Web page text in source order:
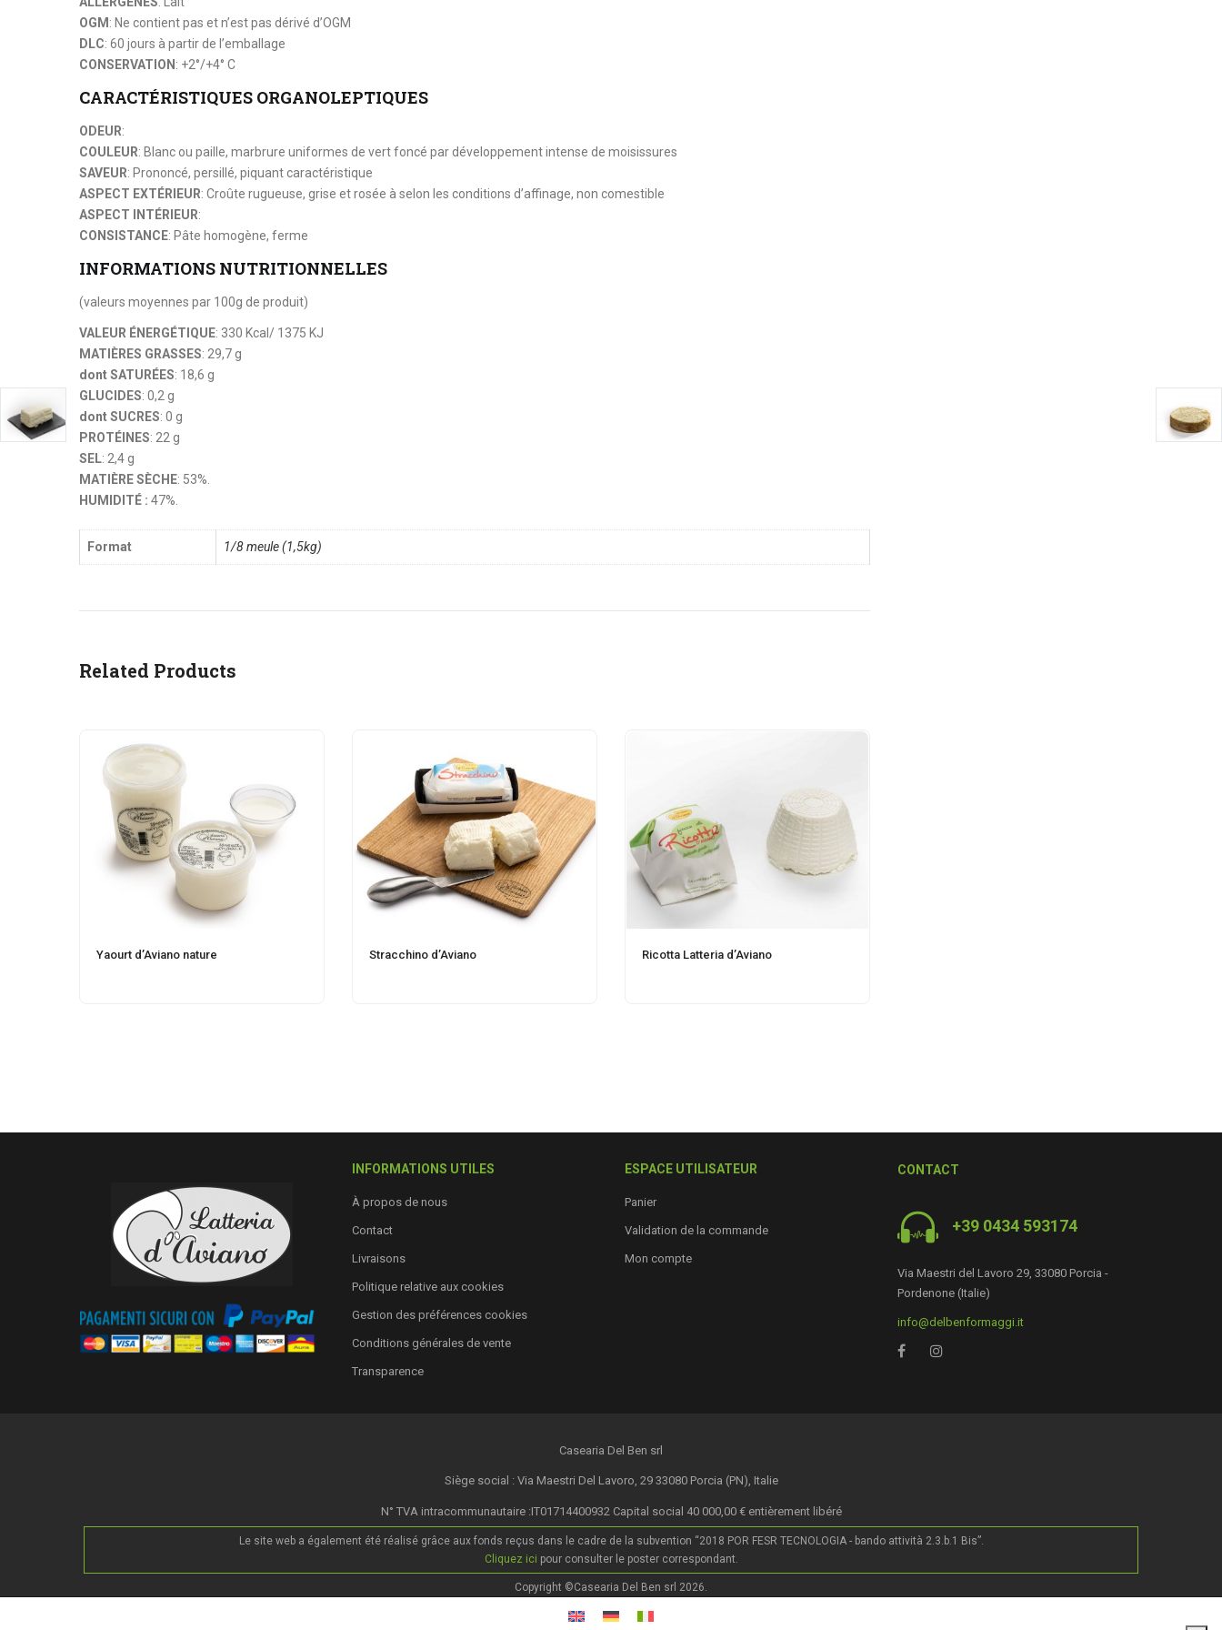
OGM: Ne contient pas et n’est pas dérivé d’OGM
DLC: 60 jours à partir de l’emballage
CONSERVATION: +2°/+4° C
CARACTÉRISTIQUES ORGANOLEPTIQUES
ODEUR:
COULEUR: Blanc ou paille, marbrure uniformes de vert foncé par développement intense de moisissures
SAVEUR: Prononcé, persillé, piquant caractéristique
ASPECT EXTÉRIEUR: Croûte rugueuse, grise et rosée à selon les conditions d’affinage, non comestible
ASPECT INTÉRIEUR:
CONSISTANCE: Pâte homogène, ferme
INFORMATIONS NUTRITIONNELLES
(valeurs moyennes par 100g de produit)
VALEUR ÉNERGÉTIQUE: 330 Kcal/ 1375 KJ
MATIÈRES GRASSES: 29,7 g
dont SATURÉES: 18,6 g
GLUCIDES: 0,2 g
dont SUCRES: 0 g
PROTÉINES: 22 g
SEL: 2,4 g
MATIÈRE SÈCHE: 53%.
HUMIDITÉ : 47%.
Format 1/8 meule (1,5kg)
Related Products
Yaourt d’Aviano nature Stracchino d’Aviano Ricotta Latteria d’Aviano
INFORMATIONS UTILES
À propos de nous
Contact
Livraisons
Politique relative aux cookies
Gestion des préférences cookies
Conditions générales de vente
Transparence
ESPACE UTILISATEUR
Panier
Validation de la commande
Mon compte
CONTACT
+39 0434 593174
Via Maestri del Lavoro 29, 33080 Porcia -
Pordenone (Italie)
info@delbenformaggi.it
Casearia Del Ben srl
Siège social : Via Maestri Del Lavoro, 29 33080 Porcia (PN), Italie
N° TVA intracommunautaire :IT01714400932 Capital social 40 000,00 € entièrement libéré
Le site web a également été réalisé grâce aux fonds reçus dans le cadre de la subvention “2018 POR FESR TECNOLOGIA - bando attività 2.3.b.1 Bis”.
Cliquez ici pour consulter le poster correspondant.
Copyright ©Casearia Del Ben srl 2026.